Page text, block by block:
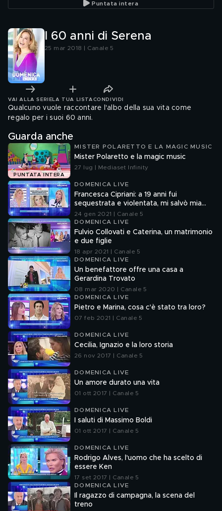
Puntata intera
I 60 anni di Serena
25 mar 2018 | Canale 5
VAI ALLA SERIE LA TUA LISTA CONDIVIDI
Qualcuno vuole raccontare l'albo della sua vita come
regalo per i suoi 60 anni.
Guarda anche
PUNTATA INTERA
MISTER POLARETTO E LA MAGIC MUSIC
Mister Polaretto e la magic music
27 lug | Mediaset Infinity
DOMENICA LIVE
Francesca Cipriani: a 19 anni fui
sequestrata e violentata, mi salvò mia
madre
24 gen 2021 | Canale 5
DOMENICA LIVE
Fulvio Collovati e Caterina, un matrimonio
e due figlie
18 apr 2021 | Canale 5
DOMENICA LIVE
Un benefattore offre una casa a
Gerardina Trovato
08 mar 2020 | Canale 5
DOMENICA LIVE
Pietro e Marina, cosa c'è stato tra loro?
07 feb 2021 | Canale 5
DOMENICA LIVE
Cecilia, Ignazio e la loro storia
26 nov 2017 | Canale 5
DOMENICA LIVE
Un amore durato una vita
01 ott 2017 | Canale 5
DOMENICA LIVE
I saluti di Massimo Boldi
01 ott 2017 | Canale 5
DOMENICA LIVE
Rodrigo Alves, l'uomo che ha scelto di
essere Ken
17 set 2017 | Canale 5
DOMENICA LIVE
Il ragazzo di campagna, la scena del
treno